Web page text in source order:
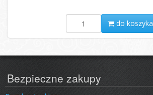
do koszyka
Bezpieczne zakupy